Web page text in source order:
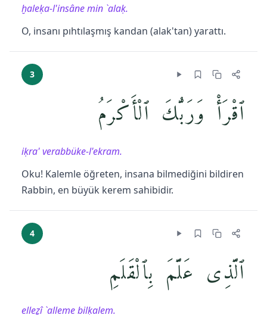
ḫaleḳa-l'insâne min `alaḳ.
O, insanı pıhtılaşmış kandan (alak'tan) yarattı.
3
ٱقْرَأْ وَرَبُّكَ ٱلْأَكْرَمُ
iḳra' verabbüke-l'ekram.
Oku! Kalemle öğreten, insana bilmediğini bildiren
Rabbin, en büyük kerem sahibidir.
4
ٱلَّذِى عَلَّمَ بِٱلْقَلَمِ
elleẕî `alleme bilḳalem.